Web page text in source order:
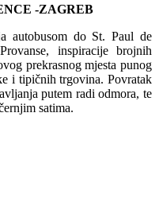
-ZAGREB
autobusom do St. Paul de
inspiracije brojnih
prekrasnog mjesta punog
i tipičnih trgovina. Povratak
putem radi odmora, te
satima.